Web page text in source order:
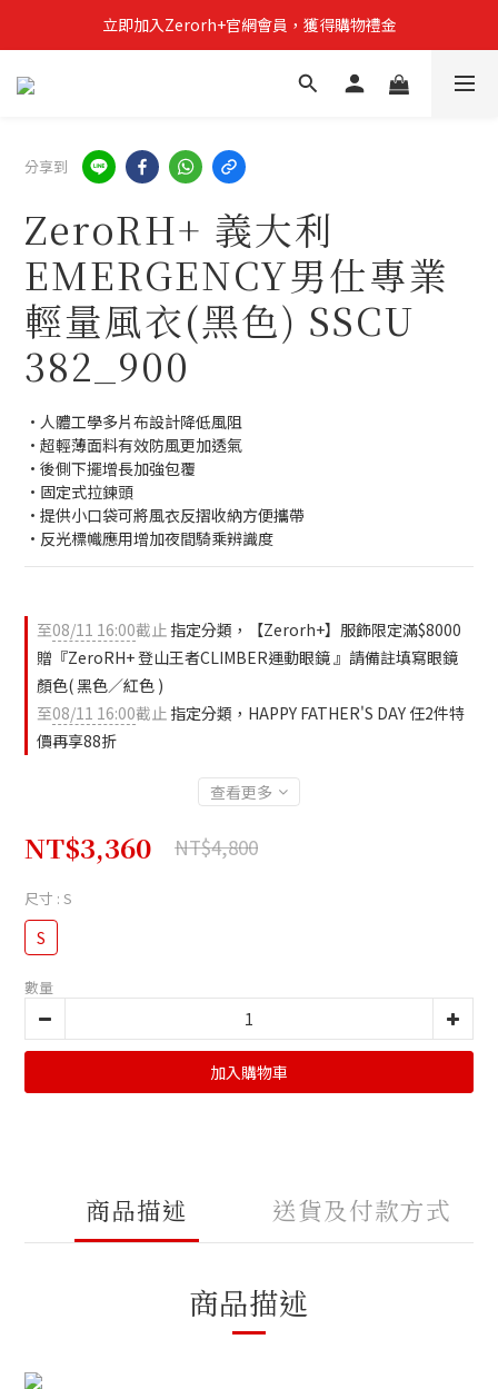
立即加入Zerorh+官網會員，獲得購物禮金
立即加入Zerorh+官網會員，獲得購物禮金
Zerorh+期間限定優惠全館滿15000折1500滿20000折2500
分享到
ZeroRH+ 義大利
EMERGENCY男仕專業
輕量風衣(黑色) SSCU
382_900
•人體工學多片布設計降低風阻
•超輕薄面料有效防風更加透氣
•後側下擺增長加強包覆
•固定式拉鍊頭
•提供小口袋可將風衣反摺收納方便攜帶
•反光標幟應用增加夜間騎乘辨識度
至08/11 16:00截止 指定分類，【Zerorh+】服飾限定滿$8000
贈『ZeroRH+ 登山王者CLIMBER運動眼鏡 』請備註填寫眼鏡
顏色( 黑色／紅色 )
至08/11 16:00截止 指定分類，HAPPY FATHER'S DAY 任2件特
價再享88折
查看更多
NT$3,360 NT$4,800
尺寸 : S
S
數量
加入購物車
商品描述 送貨及付款方式
商品描述